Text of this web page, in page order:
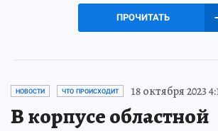
ПРОЧИТАТЬ
НОВОСТИ ЧТО ПРОИСХОДИТ 18 октября 2023
В корпусе областной